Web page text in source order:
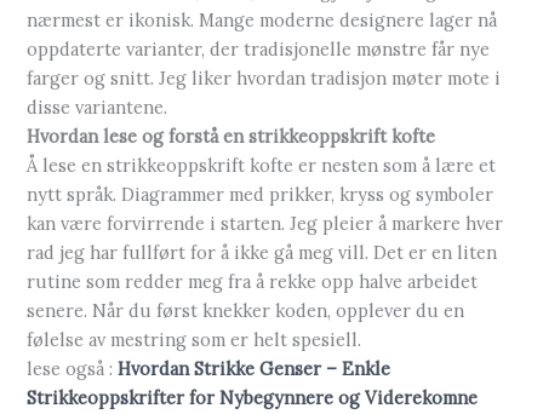
nærmest er ikonisk. Mange moderne designere lager nå
oppdaterte varianter, der tradisjonelle mønstre får nye
farger og snitt. Jeg liker hvordan tradisjon møter mote i
disse variantene.
Hvordan lese og forstå en strikkeoppskrift kofte
Å lese en strikkeoppskrift kofte er nesten som å lære et
nytt språk. Diagrammer med prikker, kryss og symboler
kan være forvirrende i starten. Jeg pleier å markere hver
rad jeg har fullført for å ikke gå meg vill. Det er en liten
rutine som redder meg fra å rekke opp halve arbeidet
senere. Når du først knekker koden, opplever du en
følelse av mestring som er helt spesiell.
lese også :Hvordan Strikke Genser – Enkle
Strikkeoppskrifter for Nybegynnere og Viderekomne